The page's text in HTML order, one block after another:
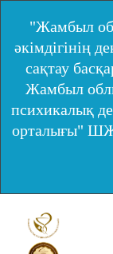
"Жамбыл
әкімдігінің
сақтау
Жамбыл
психикалық
орталығы"